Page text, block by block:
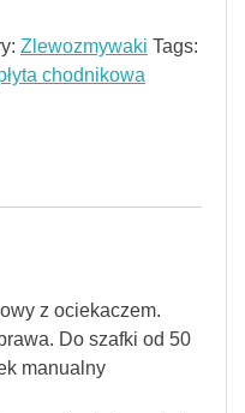
Zlewozmywaki Tags:
chodnikowa
z ociekaczem.
Do szafki od 50
manualny